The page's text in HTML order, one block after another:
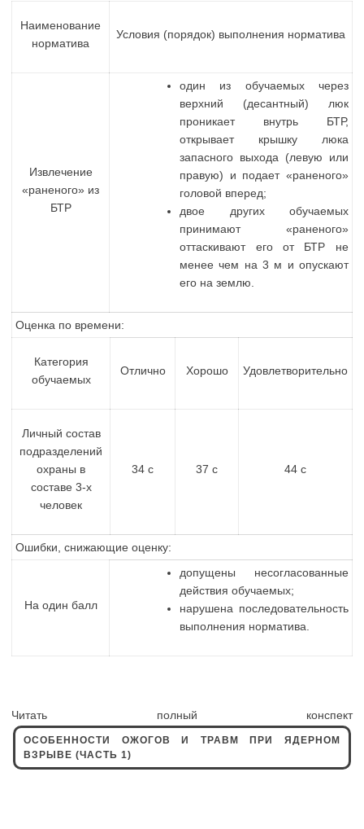
Наименование
норматива
Условия (порядок) выполнения норматива
Извлечение
«раненого» из
БТР
один из обучаемых через
верхний (десантный) люк
проникает внутрь БТР,
открывает крышку люка
запасного выхода (левую или
правую) и подает «раненого»
головой вперед;
двое других обучаемых
принимают «раненого»
оттаскивают его от БТР не
менее чем на 3 м и опускают
его на землю.
Оценка по времени:
Категория
обучаемых
Отлично Хорошо Удовлетворительно
Личный состав
подразделений
охраны в
составе 3-х
человек
34 с 37 с 44 с
Ошибки, снижающие оценку:
На один балл
допущены несогласованные
действия обучаемых;
нарушена последовательность
выполнения норматива.
Читать полный конспект
ОСОБЕННОСТИ ОЖОГОВ И ТРАВМ ПРИ ЯДЕРНОМ
ВЗРЫВЕ (ЧАСТЬ 1)